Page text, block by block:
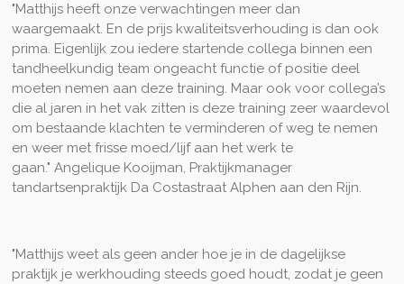
"Matthijs heeft onze verwachtingen meer dan
waargemaakt. En de prijs kwaliteitsverhouding is dan ook
prima. Eigenlijk zou iedere startende collega binnen een
tandheelkundig team ongeacht functie of positie deel
moeten nemen aan deze training. Maar ook voor collega’s
die al jaren in het vak zitten is deze training zeer waardevol
om bestaande klachten te verminderen of weg te nemen
en weer met frisse moed/lijf aan het werk te
gaan." Angelique Kooijman, Praktijkmanager
tandartsenpraktijk Da Costastraat Alphen aan den Rijn.
"Matthijs weet als geen ander hoe je in de dagelijkse
praktijk je werkhouding steeds goed houdt, zodat je geen